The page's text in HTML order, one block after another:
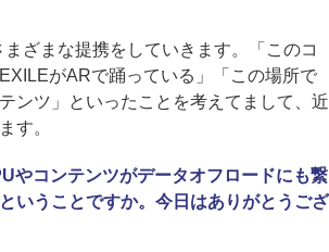
ざまな提携をしていきます。「このコ
がARで踊っている」「この場所で
ンツ」といったことを考えてまして、近
す。
コンテンツがデータオフロードにも繋
いうことですか。今日はありがとうござ